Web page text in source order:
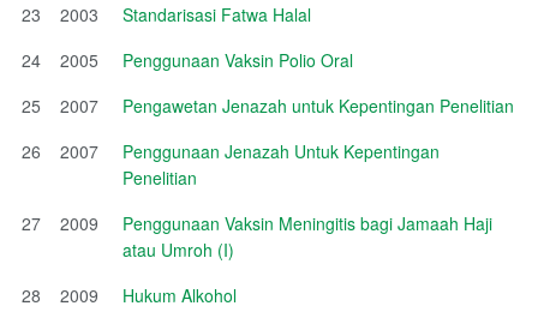
23
2003
Standarisasi Fatwa Halal
24
2005
Penggunaan Vaksin Polio Oral
25
2007
Pengawetan Jenazah untuk Kepentingan Penelitian
26
2007
Penggunaan Jenazah Untuk Kepentingan
Penelitian
27
2009
Penggunaan Vaksin Meningitis bagi Jamaah Haji
atau Umroh (I)
28
2009
Hukum Alkohol